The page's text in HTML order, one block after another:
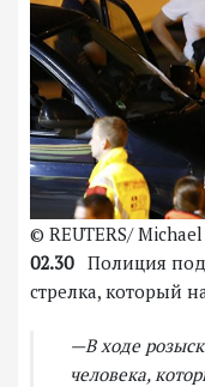
© REUTERS/
02.30Полиция
стрелка, который
—В ходе
человека,